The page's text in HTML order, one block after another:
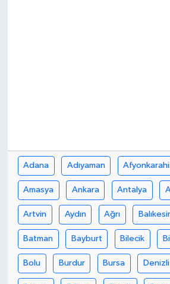
Adana Adıyaman
Amasya Ankara Antalya
Artvin Aydın Ağrı Balıkesir
Batman Bayburt Bilecik
Bolu Burdur Bursa Denizli